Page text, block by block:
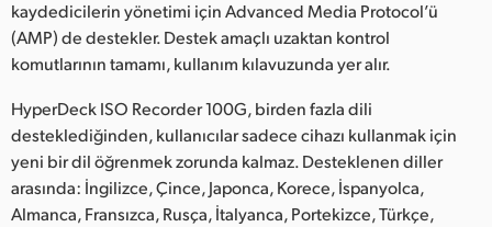
kaydedicilerin yönetimi için Advanced Media Protocol’ü
(AMP) de destekler. Destek amaçlı uzaktan kontrol
komutlarının tamamı, kullanım kılavuzunda yer alır.
HyperDeck ISO Recorder 100G, birden fazla dili
desteklediğinden, kullanıcılar sadece cihazı kullanmak için
yeni bir dil öğrenmek zorunda kalmaz. Desteklenen diller
arasında: İngilizce, Çince, Japonca, Korece, İspanyolca,
Almanca, Fransızca, Rusça, İtalyanca, Portekizce, Türkçe,